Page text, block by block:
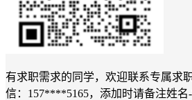
有求职需求的同学，欢迎联系专属求
信：157****5165，添加时请备注姓